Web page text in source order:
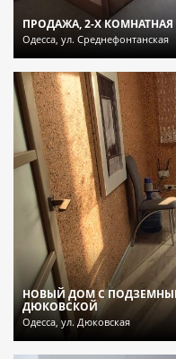
ПРОДАЖА, 2-Х КОМНАТНАЯ
Одесса, ул. Среднефонтанская
НОВЫЙ ДОМ С
ДЮКОВСКОЙ
Одесса, ул. Дюковская